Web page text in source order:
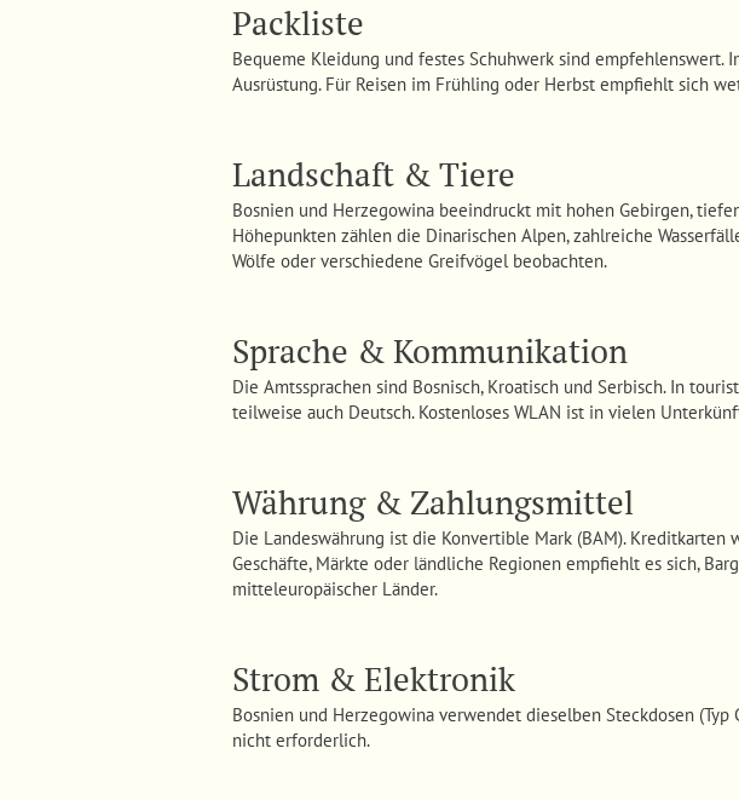
Packliste
Bequeme Kleidung und festes Schuhwerk sind empfehlenswert.
Ausrüstung. Für Reisen im Frühling oder Herbst empfiehlt sich
Landschaft & Tiere
Bosnien und Herzegowina beeindruckt mit hohen Gebirgen,
Höhepunkten zählen die Dinarischen Alpen, zahlreiche
Wölfe oder verschiedene Greifvögel beobachten.
Sprache & Kommunikation
Die Amtssprachen sind Bosnisch, Kroatisch und Serbisch. In
teilweise auch Deutsch. Kostenloses WLAN ist in vielen
Währung & Zahlungsmittel
Die Landeswährung ist die Konvertible Mark (BAM).
Geschäfte, Märkte oder ländliche Regionen empfiehlt es sich,
mitteleuropäischer Länder.
Strom & Elektronik
Bosnien und Herzegowina verwendet dieselben Steckdosen
nicht erforderlich.